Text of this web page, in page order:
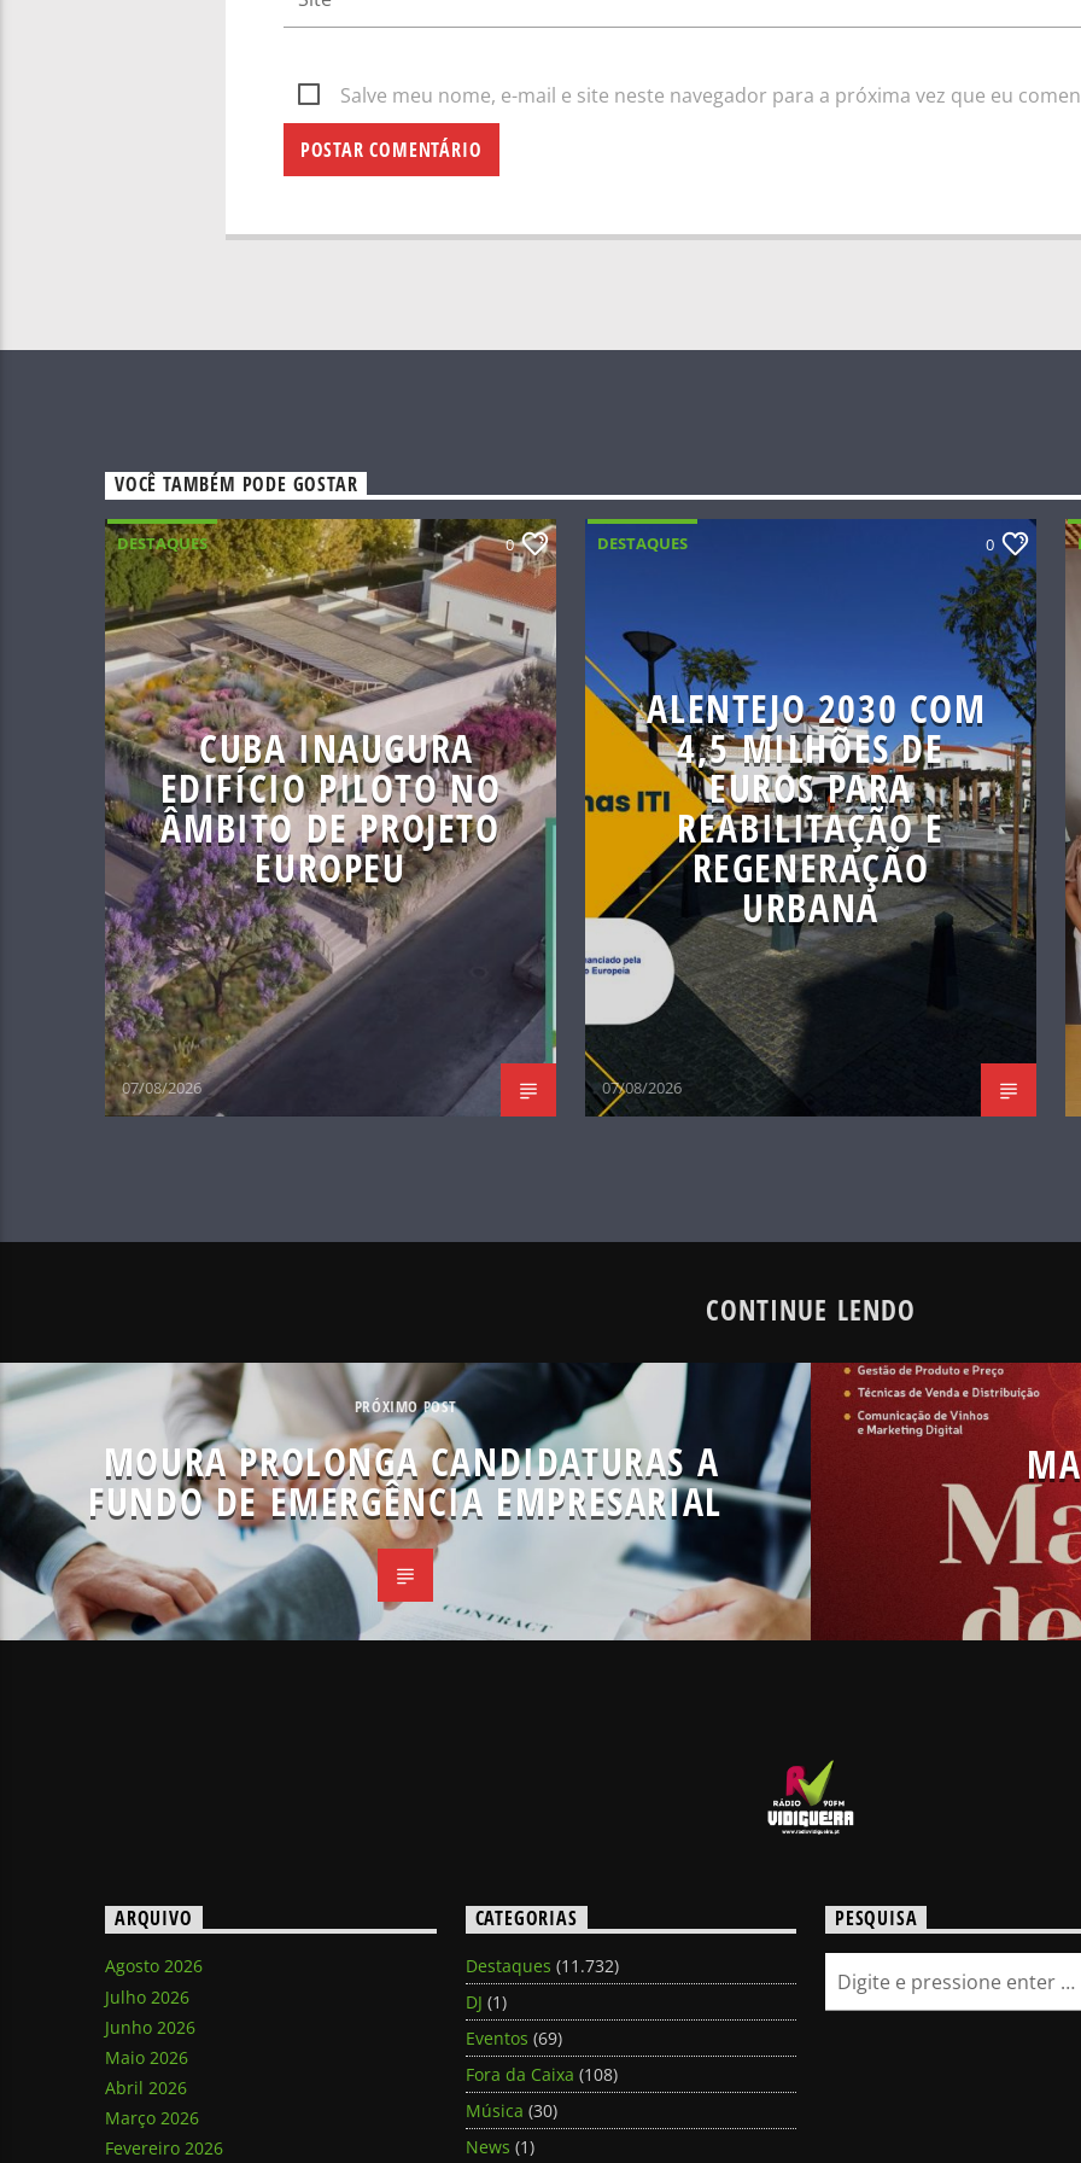
Salve meu nome, e-mail e site neste navegador para a próxima vez que eu
VOCÊ TAMBÉM PODE GOSTAR
DESTAQUES 0
CUBA INAUGURA
EDIFÍCIO PILOTO NO
ÂMBITO DE PROJETO
EUROPEU
07/08/2026
DESTAQUES 0
ALENTEJO 2030 COM
4,5 MILHÕES DE
EUROS PARA
REABILITAÇÃO E
REGENERAÇÃO
URBANA
07/08/2026
CONTINUE LENDO
PRÓXIMO POST
MOURA PROLONGA CANDIDATURAS A
FUNDO DE EMERGÊNCIA EMPRESARIAL
ARQUIVO
Agosto 2026
Julho 2026
Junho 2026
Maio 2026
Abril 2026
Março 2026
Fevereiro 2026
CATEGORIAS
Destaques (11.732)
DJ (1)
Eventos (69)
Fora da Caixa (108)
Música (30)
News (1)
PESQUISA